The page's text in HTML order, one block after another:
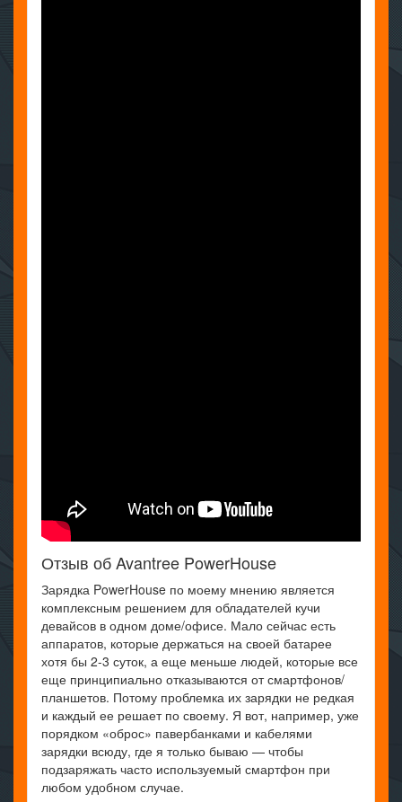
Отзыв об Avantree PowerHouse
Зарядка PowerHouse по моему мнению является
комплексным решением для обладателей кучи
девайсов в одном доме/офисе. Мало сейчас есть
аппаратов, которые держаться на своей батарее
хотя бы 2-3 суток, а еще меньше людей, которые все
еще принципиально отказываются от смартфонов/
планшетов. Потому проблемка их зарядки не редкая
и каждый ее решает по своему. Я вот, например, уже
порядком «оброс» павербанками и кабелями
зарядки всюду, где я только бываю — чтобы
подзаряжать часто используемый смартфон при
любом удобном случае.